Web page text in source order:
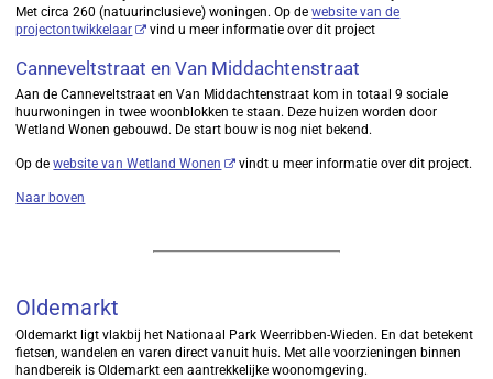
Met circa 260 (natuurinclusieve) woningen. Op dewebsite van de
projectontwikkelaar
vind u meer informatie over dit project
Canneveltstraat en Van Middachtenstraat
Aan de Canneveltstraat en Van Middachtenstraat kom in totaal 9 sociale
huurwoningen in twee woonblokken te staan. Deze huizen worden door
Wetland Wonen gebouwd. De start bouw is nog niet bekend.
Op dewebsite van Wetland Wonen vindt u meer informatie over dit project.
Naar boven
Oldemarkt
Oldemarkt ligt vlakbij het Nationaal Park Weerribben-Wieden. En dat betekent
fietsen, wandelen en varen direct vanuit huis. Met alle voorzieningen binnen
handbereik is Oldemarkt een aantrekkelijke woonomgeving.